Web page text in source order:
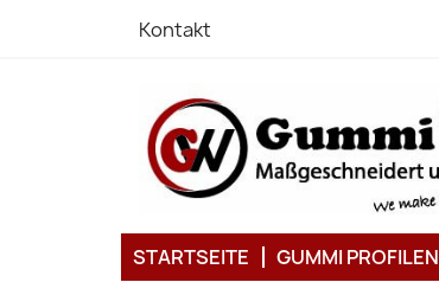
Kontakt
STARTSEITE GUMMI PROFILEN